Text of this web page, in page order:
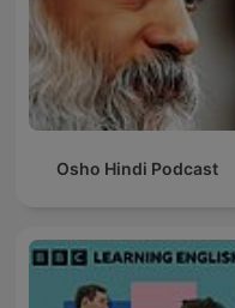
Osho Hindi Podcast